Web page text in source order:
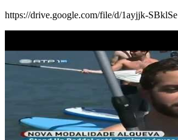
https://drive.google.com/file/d/1ayjjk-SBklSe